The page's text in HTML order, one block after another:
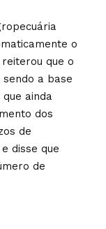
o
que o
a base
ainda
dos
de
disse que
de